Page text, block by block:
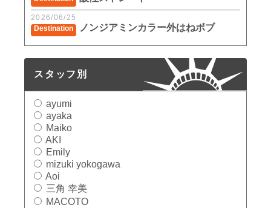
2026/06/25
Destination
ノンジアミンカラー外はねボブ
スタッフ別
ayumi
ayaka
Maiko
AKI
Emily
mizuki yokogawa
Aoi
三角 幸美
MACOTO